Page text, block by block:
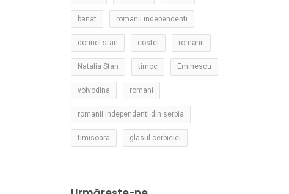
banat romanii independenti
dorinel stan costei romanii
Natalia Stan timoc Eminescu
voivodina romani
romanii independenti din serbia
timisoara glasul cerbiciei